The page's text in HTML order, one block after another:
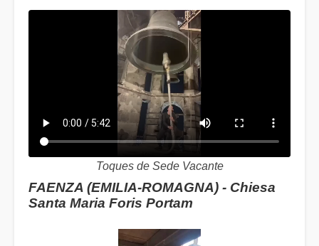
Toques de Sede Vacante
FAENZA (EMILIA-ROMAGNA) - Chiesa
Santa Maria Foris Portam